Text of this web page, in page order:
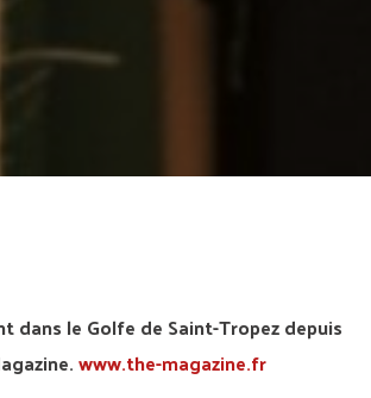
dans le Golfe de Saint-Tropez depuis
www.the-magazine.fr